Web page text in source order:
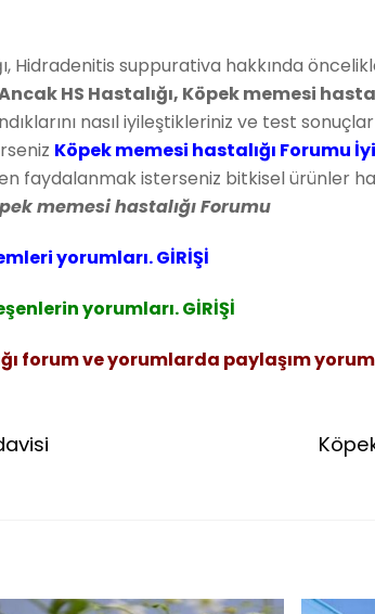
Hidradenitis suppurativa hakkında
HS Hastalığı, Köpek memesi
nasıl iyileştikleriniz ve test
Köpek memesi hastalığı Forumu
faydalanmak isterseniz bitkisel ürünler
memesi hastalığı Forumu
yorumları. GİRİŞİ
yorumları. GİRİŞİ
forum ve yorumlarda paylaşım